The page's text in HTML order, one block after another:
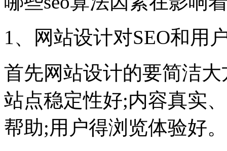
1、网站设计对SEO和用
首先网站设计的要简洁
站点稳定性好;内容真实
帮助;用户得浏览体验好。